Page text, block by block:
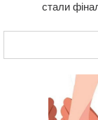
стали
закрили
“Це
СМА 13-
ОВА